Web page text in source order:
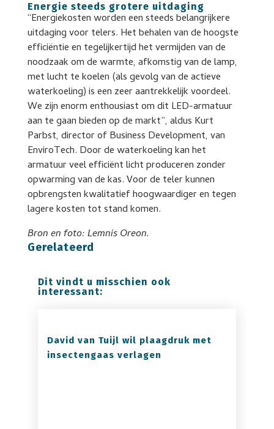
Energie steeds grotere uitdaging
“Energiekosten worden een steeds belangrijkere
uitdaging voor telers. Het behalen van de hoogste
efficiëntie en tegelijkertijd het vermijden van de
noodzaak om de warmte, afkomstig van de lamp,
met lucht te koelen (als gevolg van de actieve
waterkoeling) is een zeer aantrekkelijk voordeel.
We zijn enorm enthousiast om dit LED-armatuur
aan te gaan bieden op de markt”, aldus Kurt
Parbst, director of Business Development, van
EnviroTech. Door de waterkoeling kan het
armatuur veel efficiënt licht produceren zonder
opwarming van de kas. Voor de teler kunnen
opbrengsten kwalitatief hoogwaardiger en tegen
lagere kosten tot stand komen.
Bron en foto: Lemnis Oreon.
Gerelateerd
Dit vindt u misschien ook
interessant:
David van Tuijl wil plaagdruk met
insectengaas verlagen